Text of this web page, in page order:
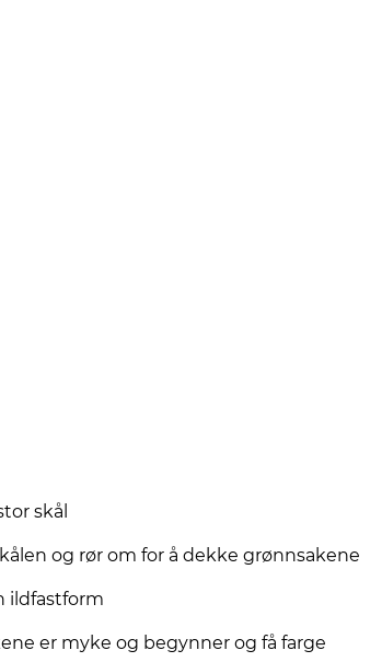
skål
og rør om for å dekke grønnsakene
ildfastform
er myke og begynner og få farge